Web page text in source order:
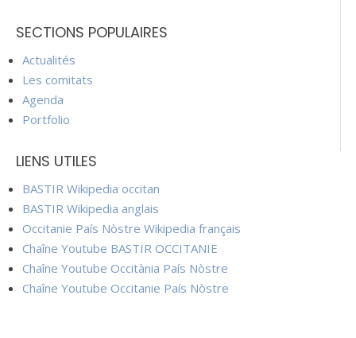
SECTIONS POPULAIRES
Actualités
Les comitats
Agenda
Portfolio
LIENS UTILES
BASTIR Wikipedia occitan
BASTIR Wikipedia anglais
Occitanie País Nòstre Wikipedia français
Chaîne Youtube BASTIR OCCITANIE
Chaîne Youtube Occitània País Nòstre
Chaîne Youtube Occitanie País Nòstre